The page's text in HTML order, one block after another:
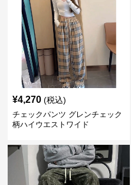
¥4,270 (税込)
チェックパンツ グレンチェック
柄ハイウエストワイド